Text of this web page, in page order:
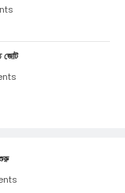
জোট